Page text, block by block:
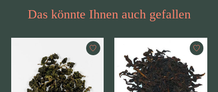
Das könnte Ihnen auch gefallen
Produkt-Karussell-Artikel